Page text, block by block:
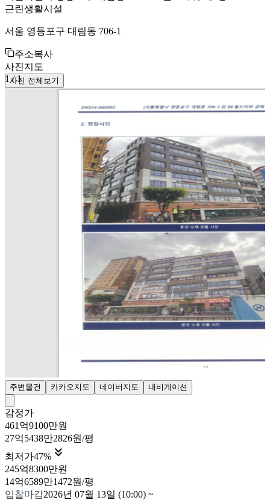
근린생활시설
서울 영등포구 대림동 706-1
주소복사
사진지도
1 /1
사진 전체보기
주변물건 카카오지도 네이버지도 내비게이션
감정가
461억9100만원
27억5438만2826원/평
최저가47% 
245억8300만원
14억6589만1472원/평
입찰마감2026년 07월 13일 (10:00) ~